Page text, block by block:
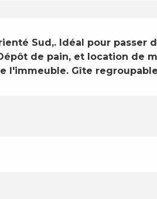
Sud,. Idéal pour passer
de pain, et location de
l'immeuble. Gîte